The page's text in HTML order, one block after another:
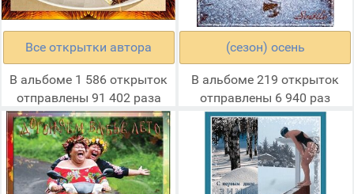
Все открытки автора
В альбоме 1 586 открыток
отправлены 91 402 раза
(сезон) осень
В альбоме 219 открыток
отправлены 6 940 раз